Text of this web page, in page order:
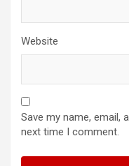
Website
Save my name, email,
next time I comment.